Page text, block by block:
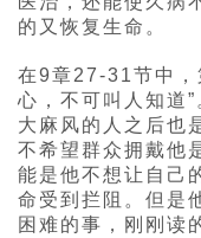
的又恢复生命。
在9章27-31节中，
心，不可叫人知道
大麻风的人之后也
不希望群众拥戴他
能是他不想让自己
命受到拦阻。但是
困难的事，刚刚读